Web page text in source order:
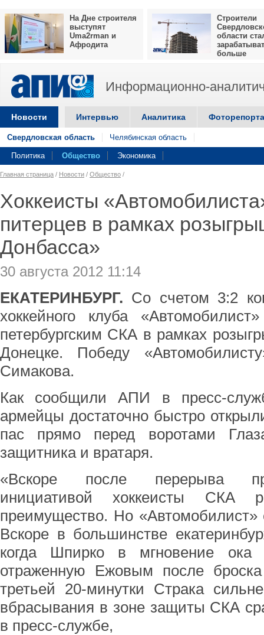
На Дне строителя
выступят
Uma2rman и
Афродита
Строители
области
больше
Информационно-
Новости Интервью Аналитика
Свердловская область Челябинская область
Политика Общество Экономика
Главная страница / Новости / Общество /
Хоккеисты
питерцев в рамках
Донбасса»
30 августа 2012 11:14
ЕКАТЕРИНБУРГ. Со счетом 3:2
хоккейного клуба
петербургским СКА в рамках
Донецке. Победу
Симакова.
Как сообщили АПИ в пресс-
армейцы достаточно быстро
пас прямо перед воротами
защитника и вратаря.
«Вскоре после перерыва
инициативой хоккеисты СКА
преимущество. Но «Автомобилист»
Вскоре в большинстве
когда Шпирко в мгновение
отраженную Ежовым после
третьей 20-минутки Страка
вбрасывания в зоне защиты СКА
в пресс-службе,